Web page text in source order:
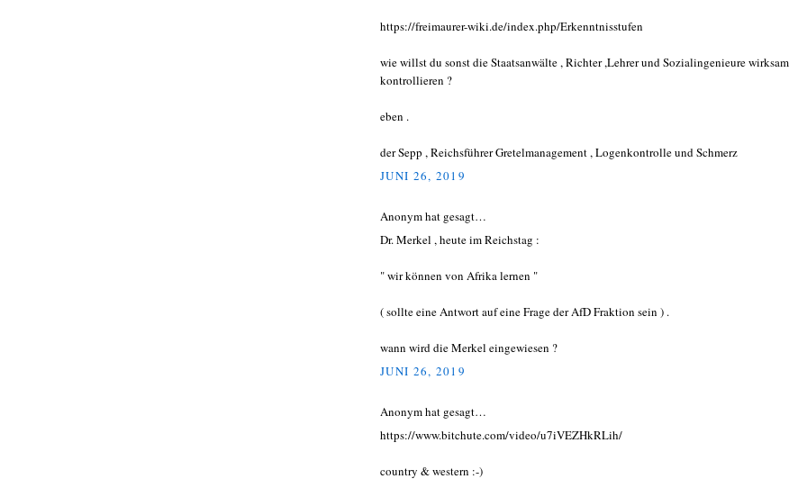
https://freimaurer-wiki.de/index.php/Erkenntnisstufen
wie willst du sonst die Staatsanwälte , Richter ,Lehrer und Sozialingenieure wirksam
kontrollieren ?
eben .
der Sepp , Reichsführer Gretelmanagement , Logenkontrolle und Schmerz
JUNI 26, 2019
Anonym hat gesagt…
Dr. Merkel , heute im Reichstag :
" wir können von Afrika lernen "
( sollte eine Antwort auf eine Frage der AfD Fraktion sein ) .
wann wird die Merkel eingewiesen ?
JUNI 26, 2019
Anonym hat gesagt…
https://www.bitchute.com/video/u7iVEZHkRLih/
country & western :-)